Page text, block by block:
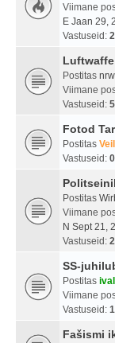
Viimane
E Jaan 29,
Vastuseid:
Postitas
Viimane
Vastuseid: 5
Fotod
Postitas
Vastuseid: 0
Postitas
Viimane
N Sept 21,
Vastuseid: 2
SS-
Postitas
Viimane
Vastuseid: 1
Fašismi